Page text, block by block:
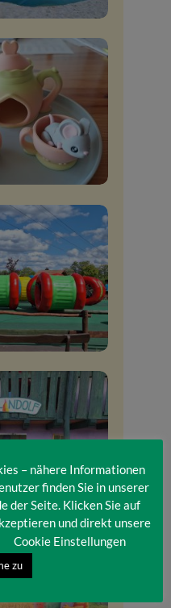
– nähere Informationen
finden Sie in unserer
der Seite. Klicken Sie auf
und direkt unsere
Cookie Einstellungen
zu